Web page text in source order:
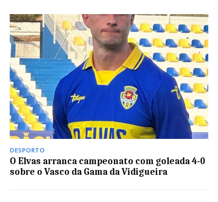
DESPORTO
O Elvas arranca campeonato com goleada 4-0
sobre o Vasco da Gama da Vidigueira